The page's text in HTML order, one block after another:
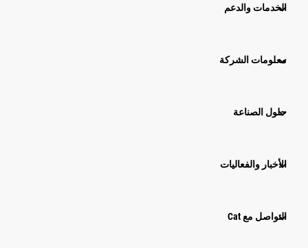
الخدمات والدعم
معلومات الشركة
حلول الصناعة
الأخبار والفعاليات
التواصل مع Cat